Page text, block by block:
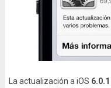
La actualización a iOS 6.0.1